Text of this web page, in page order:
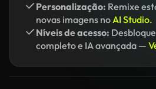
Personalização: Remixe
novas imagens noAI Studio.
Níveis de acesso:
completo e IA avançada —